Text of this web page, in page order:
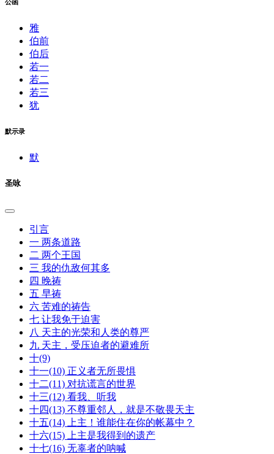
公函
雅
伯前
伯后
若一
若二
若三
犹
默示录
默
圣咏
引言
一 两条道路
二 两个王国
三 我的仇敌何其多
四 晚祷
五 早祷
六 苦难的祷告
七 让我免于迫害
八 天主的光荣和人类的尊严
九 天主，受压迫者的避难所
十(9)
十一(10) 正义者无所畏惧
十二(11) 对抗谎言的世界
十三(12) 看我、听我
十四(13) 不尊重邻人，就是不敬畏天主
十五(14) 上主！谁能住在你的帐幕中？
十六(15) 上主是我得到的遗产
十七(16) 无辜者的呐喊